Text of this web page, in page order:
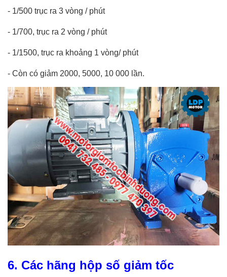
- 1/500 trục ra 3 vòng / phút
- 1/700, trục ra 2 vòng / phút
- 1/1500, trục ra khoảng 1 vòng/ phút
- Còn có giảm 2000, 5000, 10 000 lần.
6. Các hãng hộp số giảm tốc